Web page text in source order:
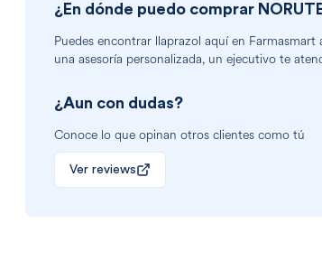
¿En dónde puedo comprar
Puedes encontrar llaprazol aquí en Farmasmart
una asesoría personalizada, un ejecutivo te
¿Aun con dudas?
Conoce lo que opinan otros clientes como tú
Ver reviews